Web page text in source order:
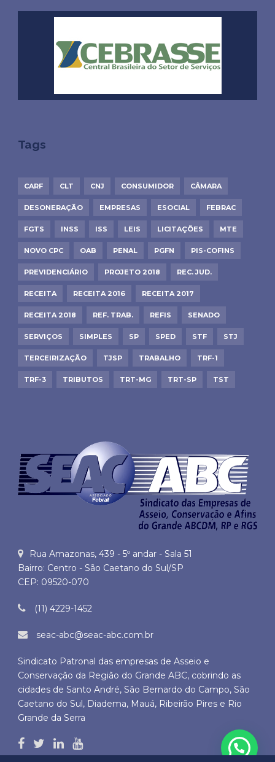
Tags
CARF CLT CNJ CONSUMIDOR CÂMARA
DESONERAÇÃO EMPRESAS ESOCIAL FEBRAC
FGTS INSS ISS LEIS LICITAÇÕES MTE
NOVO CPC OAB PENAL PGFN PIS-COFINS
PREVIDENCIÁRIO PROJETO 2018 REC. JUD.
RECEITA RECEITA 2016 RECEITA 2017
RECEITA 2018 REF. TRAB. REFIS SENADO
SERVIÇOS SIMPLES SP SPED STF STJ
TERCEIRIZAÇÃO TJSP TRABALHO TRF-1
TRF-3 TRIBUTOS TRT-MG TRT-SP TST
Rua Amazonas, 439 - 5º andar - Sala 51
Bairro: Centro - São Caetano do Sul/SP
CEP: 09520-070
(11) 4229-1452
seac-abc@seac-abc.com.br
Sindicato Patronal das empresas de Asseio e
Conservação da Região do Grande ABC, cobrindo as
cidades de Santo André, São Bernardo do Campo, São
Caetano do Sul, Diadema, Mauá, Ribeirão Pires e Rio
Grande da Serra